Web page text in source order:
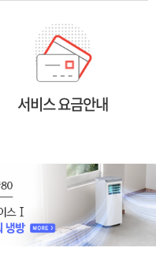
서비스 요금안내